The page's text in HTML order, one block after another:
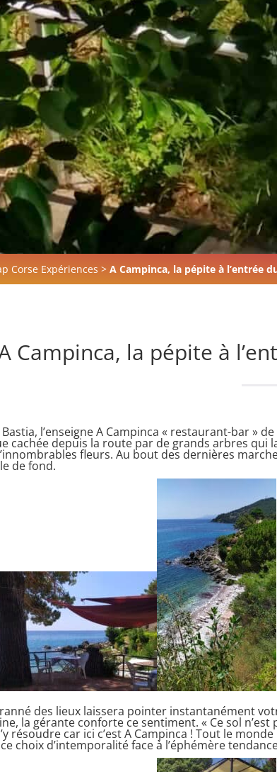
Corse Expériences >A Campinca, la pépite à l’entrée
Campinca, la pépite à
l’enseigne A Campinca « restaurant-bar »
cachée depuis la route par de grands arbres qui
fleurs. Au bout des dernières
de fond.
des lieux laissera pointer instantanément
la gérante conforte ce sentiment. « Ce sol
résoudre car ici c’est A Campinca ! Tout le
choix d’intemporalité face à l’éphémère